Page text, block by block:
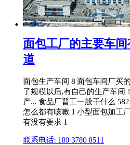
面包工厂的主要车
道
面包生产车间 8 面包车间厂买
了规模以后,有自己的生产车间
产... 食品厂普工一般干什么
怎么都有咳嗽 1 小型面包加工
有没有要求 1
联系电话: 180 3780 8511